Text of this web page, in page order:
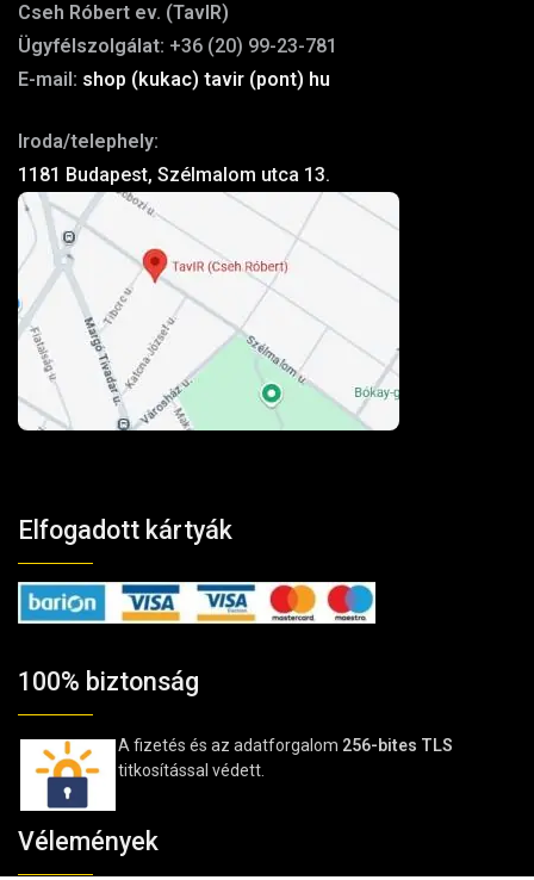
Cseh Róbert ev. (TavIR)
Ügyfélszolgálat: +36 (20) 99-23-781
E-mail: shop (kukac) tavir (pont) hu
Iroda/telephely:
1181 Budapest, Szélmalom utca 13.
Elfogadott kártyák
100% biztonság
A fizetés és az adatforgalom 256-bites TLS
titkosítással védett.
Vélemények